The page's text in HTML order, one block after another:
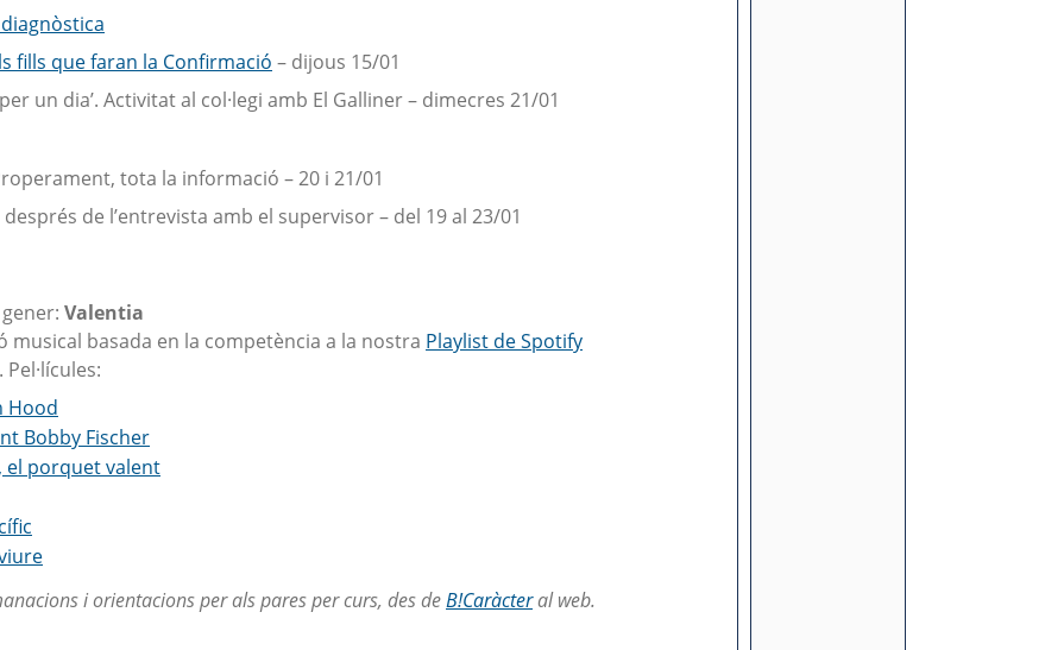
fills que faran la Confirmació – dijous 15/01
un dia’. Activitat al col·legi amb El Galliner – dimecres 21/01
tota la informació – 20 i 21/01
de l’entrevista amb el supervisor – del 19 al 23/01
Valentia
musical basada en la competència a la nostra Playlist de Spotify
Hood
Bobby Fischer
el porquet valent
i orientacions per als pares per curs, des deB!Caràcteral web.